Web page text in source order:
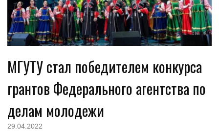
МГУТУ стал победителем конкурса
грантов Федерального агентства по
делам молодежи
29.04.2022